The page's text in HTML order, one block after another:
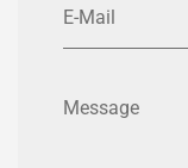
E-Mail
Message